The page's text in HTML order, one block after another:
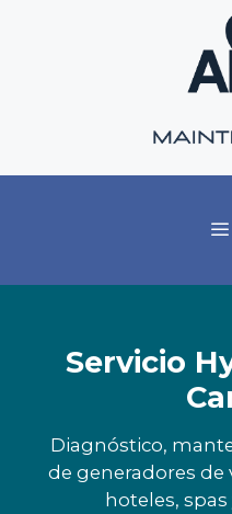
Servicio
Diagnóstico,
de generadores de
hoteles, spas